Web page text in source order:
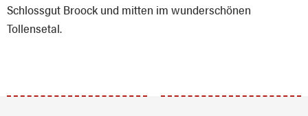
Schlossgut Broock und mitten im wunderschönen
Tollensetal.